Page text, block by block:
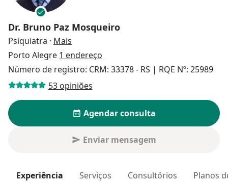
Dr. Bruno Paz Mosqueiro
Psiquiatra · Mais
Porto Alegre 1 endereço
Número de registro: CRM: 33378 - RS | RQE Nº: 25989
53 opiniões
Agendar consulta
Enviar mensagem
Experiência Serviços Consultórios Planos